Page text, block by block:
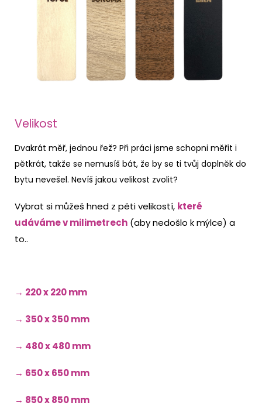
Velikost
Dvakrát měř, jednou řež? Při práci jsme schopni měřit i
pětkrát, takže se nemusíš bát, že by se ti tvůj doplněk do
bytu nevešel. Nevíš jakou velikost zvolit?
Vybrat si můžeš hned z pěti velikostí, které
udáváme v milimetrech (aby nedošlo k mýlce) a
to..
→ 220 x 220 mm
→ 350 x 350 mm
→ 480 x 480 mm
→ 650 x 650 mm
→ 850 x 850 mm